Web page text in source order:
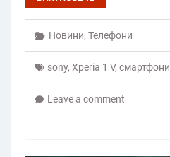
Новини, Телефони
sony, Xperia 1 V, смартфони
Leave a comment